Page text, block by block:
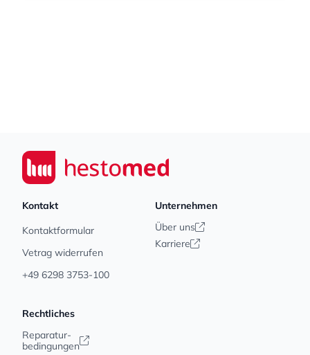
Seiwert GmbH
Kontakt
Kontaktformular
Vetrag widerrufen
+49 6298 3753-100
Unternehmen
Über uns
Karriere
Rechtliches
Reparatur-
bedingungen